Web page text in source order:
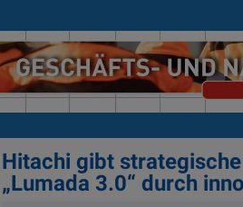
Hitachi gibt
„Lumada 3.0“ durch